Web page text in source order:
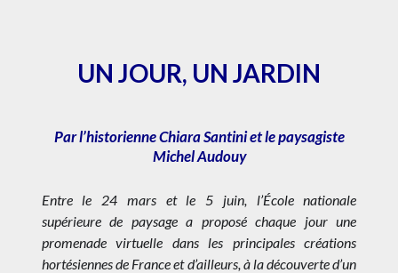
UN JOUR, UN JARDIN
Par l’historienne Chiara Santini et le paysagiste
Michel Audouy
Entre le 24 mars et le 5 juin, l’École nationale
supérieure de paysage a proposé chaque jour une
promenade virtuelle dans les principales créations
hortésiennes de France et d’ailleurs, à la découverte d’un